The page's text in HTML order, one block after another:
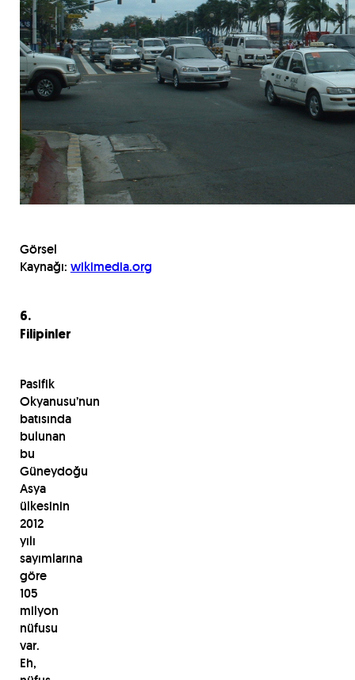
Görsel
Kaynağı: wikimedia.org
6.
Filipinler
Pasifik
Okyanusu’nun
batısında
bulunan
bu
Güneydoğu
Asya
ülkesinin
2012
yılı
sayımlarına
göre
105
milyon
nüfusu
var.
Eh,